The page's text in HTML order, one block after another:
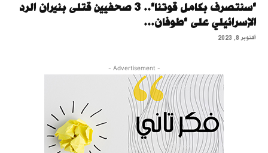
"سنتصرف بكامل قوتنا".. 3 صحفيين قتلى بنيران الرد
الإسرائيلي على "طوفان...
أكتوبر 8, 2023
- Advertisement -